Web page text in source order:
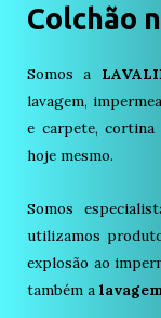
Colchão
Somos a
lavagem,
e carpete, cortina
hoje mesmo.
Somos
utilizamos
explosão ao
também a